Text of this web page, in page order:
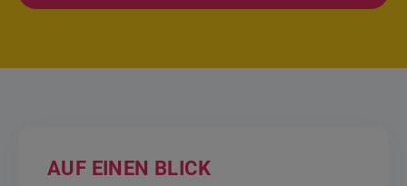
AUF EINEN BLICK